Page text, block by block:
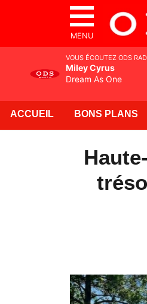
MENU
ACCUEIL BONS PLANS
VOUS ÉCOUTEZ ODS
Miley Cyrus
Dream As One